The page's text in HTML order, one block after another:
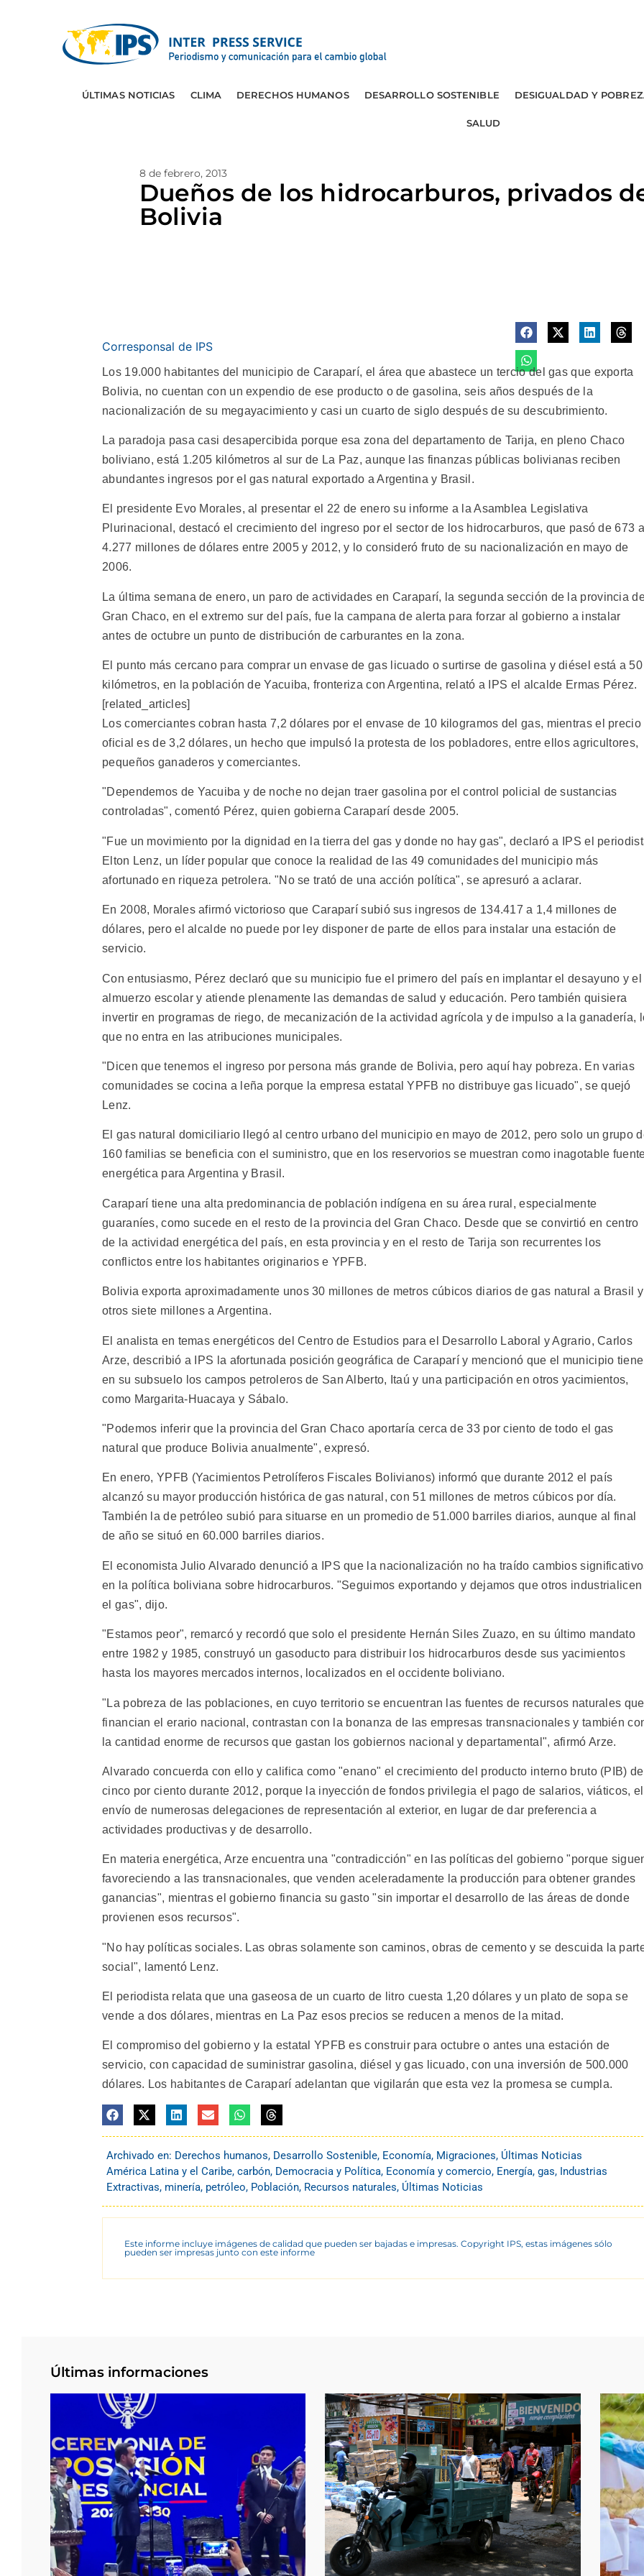
ÚLTIMAS NOTICIAS CLIMA DERECHOS HUMANOS DESARROLLO SOSTENIBLE DESIGUALDAD Y
SALUD
8 de febrero, 2013
Dueños de los hidrocarburos, privados
Bolivia
Corresponsal de IPS
Los 19.000 habitantes del municipio de Caraparí, el área que abastece un tercio del gas que exporta
Bolivia, no cuentan con un expendio de ese producto o de gasolina, seis años después de la
nacionalización de su megayacimiento y casi un cuarto de siglo después de su descubrimiento.
La paradoja pasa casi desapercibida porque esa zona del departamento de Tarija, en pleno Chaco
boliviano, está 1.205 kilómetros al sur de La Paz, aunque las finanzas públicas bolivianas reciben
abundantes ingresos por el gas natural exportado a Argentina y Brasil.
El presidente Evo Morales, al presentar el 22 de enero su informe a la Asamblea Legislativa
Plurinacional, destacó el crecimiento del ingreso por el sector de los hidrocarburos, que pasó de 673 a
4.277 millones de dólares entre 2005 y 2012, y lo consideró fruto de su nacionalización en mayo de
2006.
La última semana de enero, un paro de actividades en Caraparí, la segunda sección de la provincia
Gran Chaco, en el extremo sur del país, fue la campana de alerta para forzar al gobierno a instalar
antes de octubre un punto de distribución de carburantes en la zona.
El punto más cercano para comprar un envase de gas licuado o surtirse de gasolina y diésel está a 50
kilómetros, en la población de Yacuiba, fronteriza con Argentina, relató a IPS el alcalde Ermas Pérez.
[related_articles]
Los comerciantes cobran hasta 7,2 dólares por el envase de 10 kilogramos del gas, mientras el precio
oficial es de 3,2 dólares, un hecho que impulsó la protesta de los pobladores, entre ellos agricultores,
pequeños ganaderos y comerciantes.
"Dependemos de Yacuiba y de noche no dejan traer gasolina por el control policial de sustancias
controladas", comentó Pérez, quien gobierna Caraparí desde 2005.
"Fue un movimiento por la dignidad en la tierra del gas y donde no hay gas", declaró a IPS el
Elton Lenz, un líder popular que conoce la realidad de las 49 comunidades del municipio más
afortunado en riqueza petrolera. "No se trató de una acción política", se apresuró a aclarar.
En 2008, Morales afirmó victorioso que Caraparí subió sus ingresos de 134.417 a 1,4 millones de
dólares, pero el alcalde no puede por ley disponer de parte de ellos para instalar una estación de
servicio.
Con entusiasmo, Pérez declaró que su municipio fue el primero del país en implantar el desayuno y el
almuerzo escolar y atiende plenamente las demandas de salud y educación. Pero también quisiera
invertir en programas de riego, de mecanización de la actividad agrícola y de impulso a la ganadería,
que no entra en las atribuciones municipales.
"Dicen que tenemos el ingreso por persona más grande de Bolivia, pero aquí hay pobreza. En varias
comunidades se cocina a leña porque la empresa estatal YPFB no distribuye gas licuado", se quejó
Lenz.
El gas natural domiciliario llegó al centro urbano del municipio en mayo de 2012, pero solo un grupo
160 familias se beneficia con el suministro, que en los reservorios se muestran como inagotable
energética para Argentina y Brasil.
Caraparí tiene una alta predominancia de población indígena en su área rural, especialmente
guaraníes, como sucede en el resto de la provincia del Gran Chaco. Desde que se convirtió en centro
de la actividad energética del país, en esta provincia y en el resto de Tarija son recurrentes los
conflictos entre los habitantes originarios e YPFB.
Bolivia exporta aproximadamente unos 30 millones de metros cúbicos diarios de gas natural a Brasil y
otros siete millones a Argentina.
El analista en temas energéticos del Centro de Estudios para el Desarrollo Laboral y Agrario, Carlos
Arze, describió a IPS la afortunada posición geográfica de Caraparí y mencionó que el municipio tiene
en su subsuelo los campos petroleros de San Alberto, Itaú y una participación en otros yacimientos,
como Margarita-Huacaya y Sábalo.
"Podemos inferir que la provincia del Gran Chaco aportaría cerca de 33 por ciento de todo el gas
natural que produce Bolivia anualmente", expresó.
En enero, YPFB (Yacimientos Petrolíferos Fiscales Bolivianos) informó que durante 2012 el país
alcanzó su mayor producción histórica de gas natural, con 51 millones de metros cúbicos por día.
También la de petróleo subió para situarse en un promedio de 51.000 barriles diarios, aunque al final
de año se situó en 60.000 barriles diarios.
El economista Julio Alvarado denunció a IPS que la nacionalización no ha traído cambios
en la política boliviana sobre hidrocarburos. "Seguimos exportando y dejamos que otros industrialicen
el gas", dijo.
"Estamos peor", remarcó y recordó que solo el presidente Hernán Siles Zuazo, en su último mandato
entre 1982 y 1985, construyó un gasoducto para distribuir los hidrocarburos desde sus yacimientos
hasta los mayores mercados internos, localizados en el occidente boliviano.
"La pobreza de las poblaciones, en cuyo territorio se encuentran las fuentes de recursos naturales que
financian el erario nacional, contrastan con la bonanza de las empresas transnacionales y también
la cantidad enorme de recursos que gastan los gobiernos nacional y departamental", afirmó Arze.
Alvarado concuerda con ello y califica como "enano" el crecimiento del producto interno bruto (PIB) de
cinco por ciento durante 2012, porque la inyección de fondos privilegia el pago de salarios, viáticos, el
envío de numerosas delegaciones de representación al exterior, en lugar de dar preferencia a
actividades productivas y de desarrollo.
En materia energética, Arze encuentra una "contradicción" en las políticas del gobierno "porque
favoreciendo a las transnacionales, que venden aceleradamente la producción para obtener grandes
ganancias", mientras el gobierno financia su gasto "sin importar el desarrollo de las áreas de donde
provienen esos recursos".
"No hay políticas sociales. Las obras solamente son caminos, obras de cemento y se descuida la
social", lamentó Lenz.
El periodista relata que una gaseosa de un cuarto de litro cuesta 1,20 dólares y un plato de sopa se
vende a dos dólares, mientras en La Paz esos precios se reducen a menos de la mitad.
El compromiso del gobierno y la estatal YPFB es construir para octubre o antes una estación de
servicio, con capacidad de suministrar gasolina, diésel y gas licuado, con una inversión de 500.000
dólares. Los habitantes de Caraparí adelantan que vigilarán que esta vez la promesa se cumpla.
Archivado en: Derechos humanos, Desarrollo Sostenible, Economía, Migraciones, Últimas Noticias
América Latina y el Caribe, carbón, Democracia y Política, Economía y comercio, Energía, gas, Industrias
Extractivas, minería, petróleo, Población, Recursos naturales, Últimas Noticias
Este informe incluye imágenes de calidad que pueden ser bajadas e impresas. Copyright IPS, estas imágenes sólo
pueden ser impresas junto con este informe
Últimas informaciones